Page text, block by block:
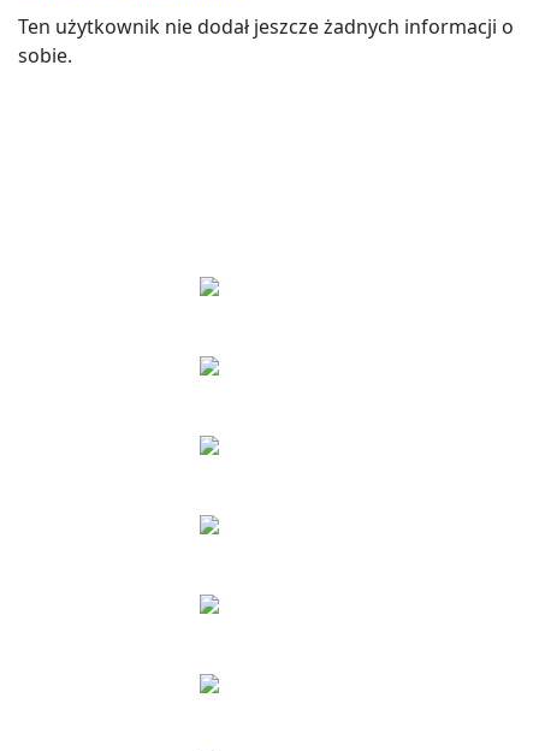
Ten użytkownik nie dodał jeszcze żadnych informacji o
sobie.